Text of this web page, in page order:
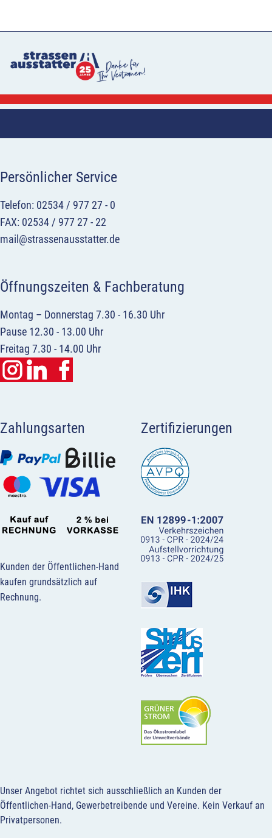
Persönlicher Service
Telefon: 02534 / 977 27 - 0
FAX: 02534 / 977 27 - 22
mail@strassenausstatter.de
Öffnungszeiten & Fachberatung
Montag – Donnerstag 7.30 - 16.30 Uhr
Pause 12.30 - 13.00 Uhr
Freitag 7.30 - 14.00 Uhr
Zahlungsarten
Kunden der Öffentlichen-Hand
kaufen grundsätzlich auf
Rechnung.
Zertifizierungen
Unser Angebot richtet sich ausschließlich an Kunden der
Öffentlichen-Hand, Gewerbetreibende und Vereine. Kein Verkauf an
Privatpersonen.